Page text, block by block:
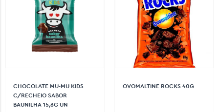
CHOCOLATE MU-MU KIDS
C/RECHEIO SABOR
BAUNILHA 15,6G UN
OVOMALTINE ROCKS 40G